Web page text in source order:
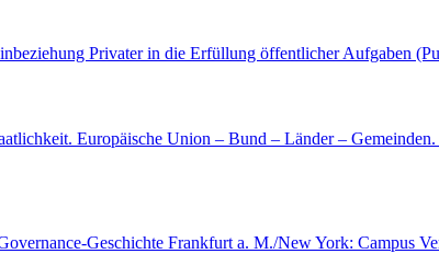
Privater in die Erfüllung öffentlicher Aufgaben
Europäische Union – Bund – Länder –
Geschichte Frankfurt a. M./New York: Campus